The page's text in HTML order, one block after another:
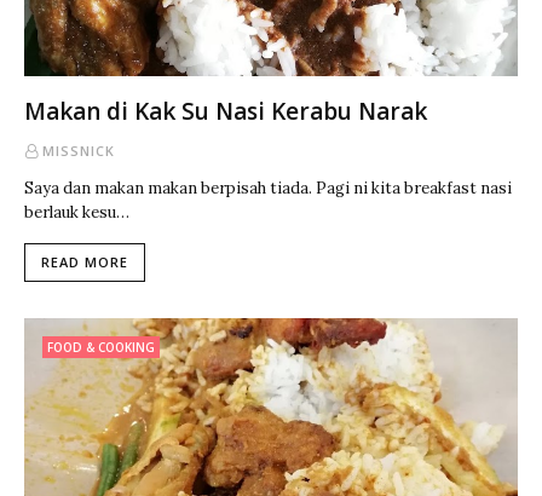
Makan di Kak Su Nasi Kerabu Narak
MISSNICK
Saya dan makan makan berpisah tiada. Pagi ni kita breakfast nasi
berlauk kesu…
READ MORE
FOOD & COOKING